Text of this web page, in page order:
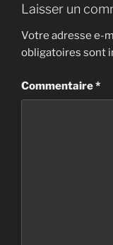
Laisser un
Votre adresse e-
obligatoires sont
Commentaire*